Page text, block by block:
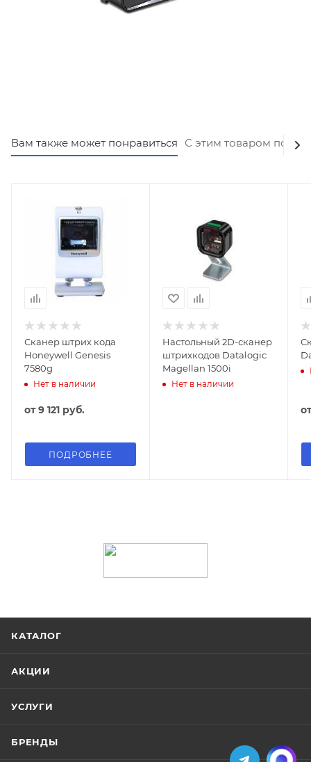
Вам также может понравиться С этим товаром
Сканер штрих кода
Honeywell Genesis
7580g
Нет в наличии
от9 121 руб.
ПОДРОБНЕЕ
Настольный 2D-сканер
штрихкодов Datalogic
Magellan 1500i
Нет в наличии
КАТАЛОГ
АКЦИИ
УСЛУГИ
БРЕНДЫ